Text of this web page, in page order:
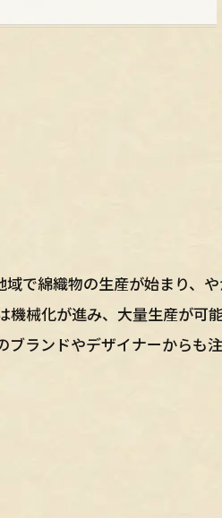
で綿織物の生産が始まり、
機械化が進み、大量生産が可
ランドやデザイナーからも